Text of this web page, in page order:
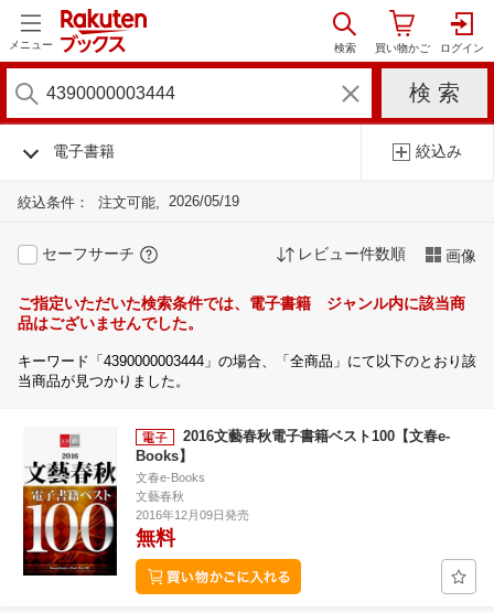
メニュー
電子書籍 絞込み
絞込条件： 注文可能 2026/05/19
セーフサーチ レビュー件数順 画像
ご指定いただいた検索条件では、電子書籍 ジャンル内に該当商
品はございませんでした。
キーワード「4390000003444」の場合、「全商品」にて以下のとおり該
当商品が見つかりました。
2016文藝春秋電子書籍ベスト100【文春e-
Books】
文春e-Books
文藝春秋
2016年12月09日発売
無料